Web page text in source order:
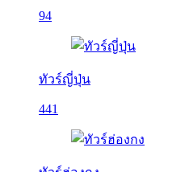
94
ทัวร์ญี่ปุ่น
441